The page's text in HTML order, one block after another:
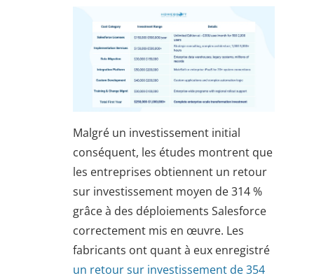
Malgré un investissement initial
conséquent, les études montrent que
les entreprises obtiennent un retour
sur investissement moyen de 314 %
grâce à des déploiements Salesforce
correctement mis en œuvre. Les
fabricants ont quant à eux enregistré
un retour sur investissement de 354